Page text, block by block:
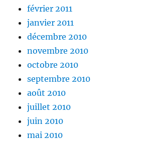
février 2011
janvier 2011
décembre 2010
novembre 2010
octobre 2010
septembre 2010
août 2010
juillet 2010
juin 2010
mai 2010